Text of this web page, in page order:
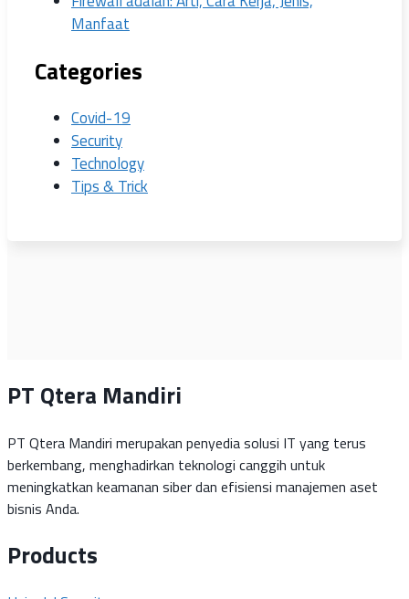
Manfaat
Categories
Covid-19
Security
Technology
Tips & Trick
PT Qtera Mandiri
PT Qtera Mandiri merupakan penyedia solusi IT yang terus
berkembang, menghadirkan teknologi canggih untuk
meningkatkan keamanan siber dan efisiensi manajemen aset
bisnis Anda.
Products